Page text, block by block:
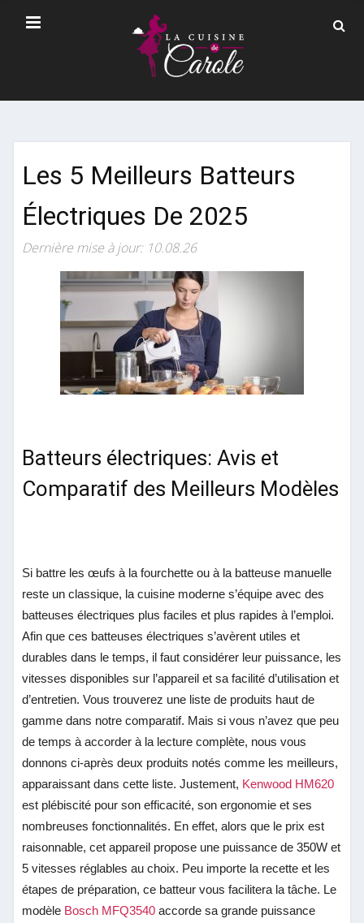
Les 5 Meilleurs Batteurs
Électriques De 2025
Dernière mise à jour: 10.08.26
Batteurs électriques: Avis et
Comparatif des Meilleurs Modèles
Si battre les œufs à la fourchette ou à la batteuse manuelle
reste un classique, la cuisine moderne s’équipe avec des
batteuses électriques plus faciles et plus rapides à l’emploi.
Afin que ces batteuses électriques s’avèrent utiles et
durables dans le temps, il faut considérer leur puissance, les
vitesses disponibles sur l’appareil et sa facilité d’utilisation et
d’entretien. Vous trouverez une liste de produits haut de
gamme dans notre comparatif. Mais si vous n’avez que peu
de temps à accorder à la lecture complète, nous vous
donnons ci-après deux produits notés comme les meilleurs,
apparaissant dans cette liste. Justement, Kenwood HM620
est plébiscité pour son efficacité, son ergonomie et ses
nombreuses fonctionnalités. En effet, alors que le prix est
raisonnable, cet appareil propose une puissance de 350W et
5 vitesses réglables au choix. Peu importe la recette et les
étapes de préparation, ce batteur vous facilitera la tâche. Le
modèle Bosch MFQ3540 accorde sa grande puissance